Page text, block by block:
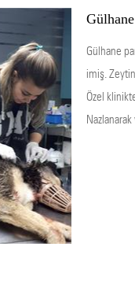
Gülhane
imiş.
Özel